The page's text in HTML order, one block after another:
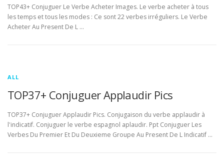
TOP43+ Conjuguer Le Verbe Acheter Images. Le verbe acheter à tous
les temps et tous les modes : Ce sont 22 verbes irréguliers. Le Verbe
Acheter Au Present De L …
ALL
TOP37+ Conjuguer Applaudir Pics
TOP37+ Conjuguer Applaudir Pics. Conjugaison du verbe applaudir à
l'indicatif. Conjuguer le verbe espagnol aplaudir. Ppt Conjuguer Les
Verbes Du Premier Et Du Deuxieme Groupe Au Present De L Indicatif …